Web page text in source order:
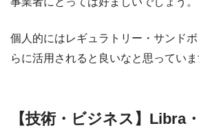
個人的にはレギュラトリー・サンド
らに活用されると良いなと思っていま
【技術・ビジネス】Libra